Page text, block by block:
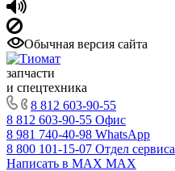
Обычная версия сайта
запчасти
и спецтехника
8 812 603-90-55
8 812 603-90-55 Офис
8 981 740-40-98 WhatsApp
8 800 101-15-07 Отдел сервиса
Написать в MAX MAX